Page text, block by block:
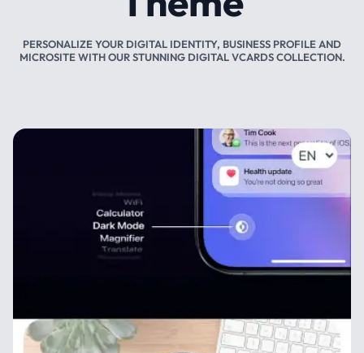
PERSONALIZE YOUR DIGITAL IDENTITY, BUSINESS PROFILE AND
MICROSITE WITH OUR STUNNING DIGITAL VCARDS COLLECTION.